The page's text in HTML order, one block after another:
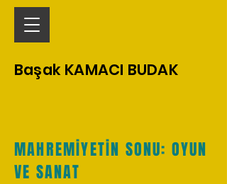
Başak KAMACI BUDAK
MAHREMİYETİN SONU: OYUN
VE SANAT